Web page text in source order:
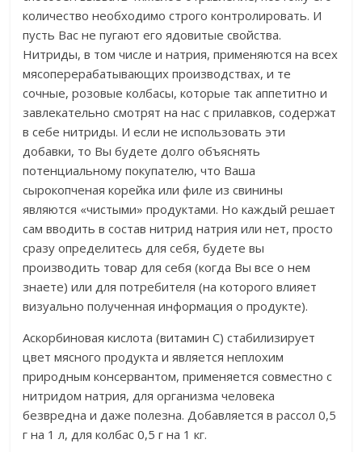
количество необходимо строго контролировать. И
пусть Вас не пугают его ядовитые свойства.
Нитриды, в том числе и натрия, применяются на всех
мясоперерабатывающих производствах, и те
сочные, розовые колбасы, которые так аппетитно и
завлекательно смотрят на нас с прилавков, содержат
в себе нитриды. И если не использовать эти
добавки, то Вы будете долго объяснять
потенциальному покупателю, что Ваша
сырокопченая корейка или филе из свинины
являются «чистыми» продуктами. Но каждый решает
сам вводить в состав нитрид натрия или нет, просто
сразу определитесь для себя, будете вы
производить товар для себя (когда Вы все о нем
знаете) или для потребителя (на которого влияет
визуально полученная информация о продукте).
Аскорбиновая кислота (витамин С) стабилизирует
цвет мясного продукта и является неплохим
природным консервантом, применяется совместно с
нитридом натрия, для организма человека
безвредна и даже полезна. Добавляется в рассол 0,5
г на 1 л, для колбас 0,5 г на 1 кг.